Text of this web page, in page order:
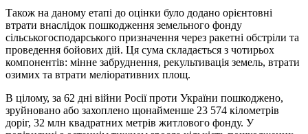
Також на даному етапі до оцінки було додано орієнтовні
втрати внаслідок пошкодження земельного фонду
сільськогосподарського призначення через ракетні обстріли та
проведення бойових дій. Ця сума складається з чотирьох
компонентів: мінне забруднення, рекультивація земель, втрати
озимих та втрати меліоративних площ.
В цілому, за 62 дні війни Росії проти України пошкоджено,
зруйновано або захоплено щонайменше 23 574 кілометрів
доріг, 32 млн квадратних метрів житлового фонду. У